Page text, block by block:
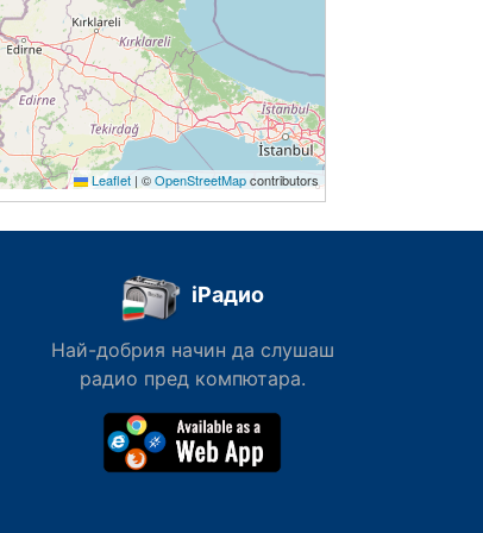
Leaflet | ©OpenStreetMapcontributors
iРадио
Най-добрия начин да слушаш
радио пред компютара.